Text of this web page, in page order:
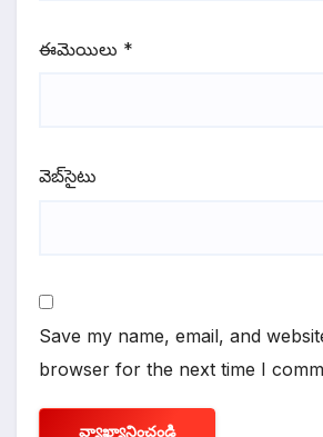
ఈమెయిలు *
వెబ్‌సైటు
Save my name, email, and
browser for the next time I